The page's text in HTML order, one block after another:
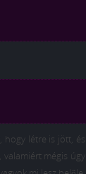
hogy létre is jött, és
mégis úgy